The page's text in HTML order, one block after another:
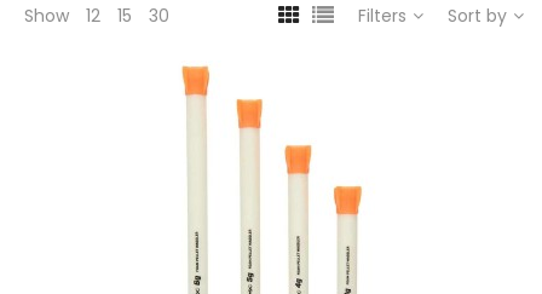
Show 12 15 30 Filters Sort by